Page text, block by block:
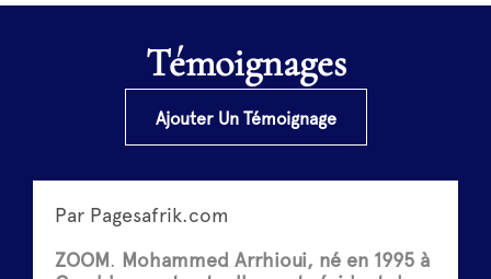
Témoignages
Ajouter Un Témoignage
Par Pagesafrik.com
ZOOM. Mohammed Arrhioui, né en 1995 à